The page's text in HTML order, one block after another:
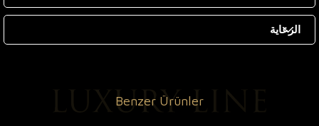
الرعاية
Benzer Ürünler